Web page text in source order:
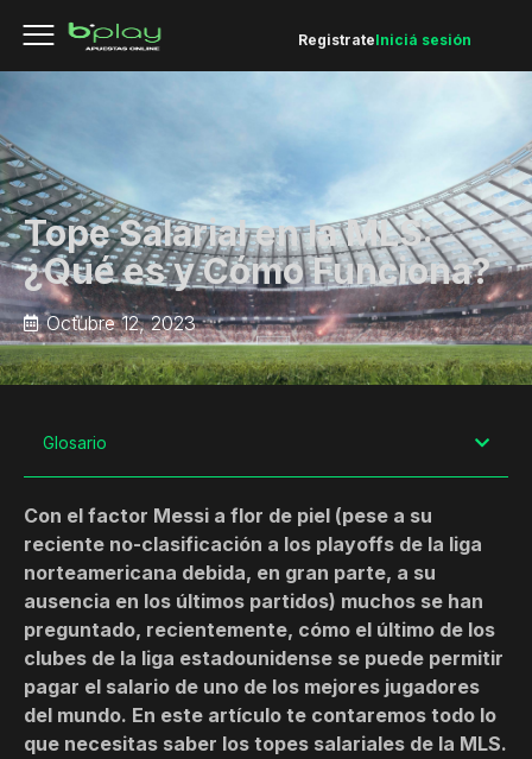
RegistrateIniciá sesión
Tope Salarial en la MLS:
¿Qué es y Cómo Funciona?
Octubre 12, 2023
Glosario
Con el factor Messi a flor de piel (pese a su
reciente no-clasificación a los playoffs de la liga
norteamericana debida, en gran parte, a su
ausencia en los últimos partidos) muchos se han
preguntado, recientemente, cómo el último de los
clubes de la liga estadounidense se puede permitir
pagar el salario de uno de los mejores jugadores
del mundo. En este artículo te contaremos todo lo
que necesitas saber los topes salariales de la MLS.